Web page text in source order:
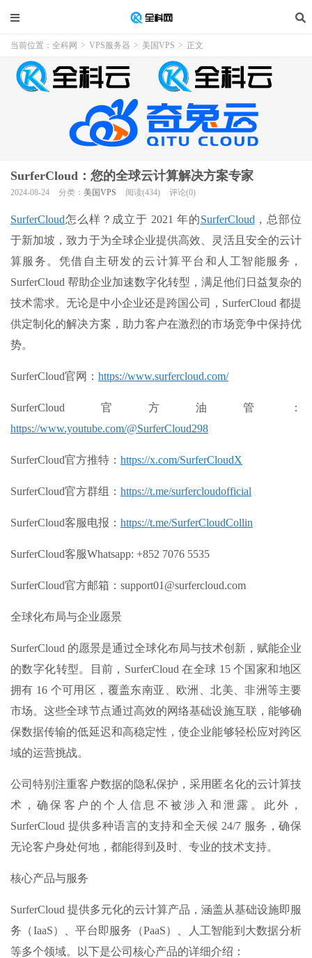
当前位置： 全科网 > VPS服务器 > 美国VPS > 正文
SurferCloud：您的全球云计算解决方案专家
2024-08-24 分类： 美国VPS 阅读(434) 评论(0)
SurferCloud怎么样？成立于 2021 年的SurferCloud ，总部位
于新加坡，致力于为全球企业提供高效、灵活且安全的云计
算服务。凭借自主研发的云计算平台和人工智能服务，
SurferCloud 帮助企业加速数字化转型，满足他们日益复杂的
技术需求。无论是中小企业还是跨国公司，SurferCloud 都提
供定制化的解决方案，助力客户在激烈的市场竞争中保持优
势。
SurferCloud官网： https://www.surfercloud.com/
SurferCloud官方油管：
https://www.youtube.com/@SurferCloud298
SurferCloud官方推特： https://x.com/SurferCloudX
SurferCloud官方群组： https://t.me/surfercloudofficial
SurferCloud客服电报： https://t.me/SurferCloudCollin
SurferCloud客服Whatsapp: +852 7076 5535
SurferCloud官方邮箱：support01@surfercloud.com
全球化布局与企业愿景
SurferCloud 的愿景是通过全球化布局与技术创新，赋能企业
的数字化转型。目前，SurferCloud 在全球 15 个国家和地区
拥有 16 个可用区，覆盖东南亚、欧洲、北美、非洲等主要
市场。这些全球节点通过高效的网络基础设施互联，能够确
保数据传输的低延迟和高稳定性，使企业能够轻松应对跨区
域的运营挑战。
公司特别注重客户数据的隐私保护，采用匿名化的云计算技
术，确保客户的个人信息不被涉入和泄露。此外，
SurferCloud 提供多种语言的支持和全天候 24/7 服务，确保
无论客户身处何地，都能得到及时、专业的技术支持。
核心产品与服务
SurferCloud 提供多元化的云计算产品，涵盖从基础设施即服
务（IaaS）、平台即服务（PaaS）、人工智能到大数据分析
等多个领域。以下是公司核心产品的详细介绍：